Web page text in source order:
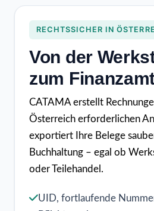
RECHTSSICHER IN
Von der
zum
CATAMA erstellt
Österreich erforderlichen
exportiert Ihre Belege
Buchhaltung – egal ob
oder Teilehandel.
UID, fortlaufende